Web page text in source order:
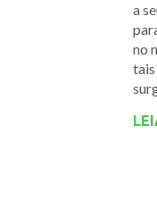
a
no
tais